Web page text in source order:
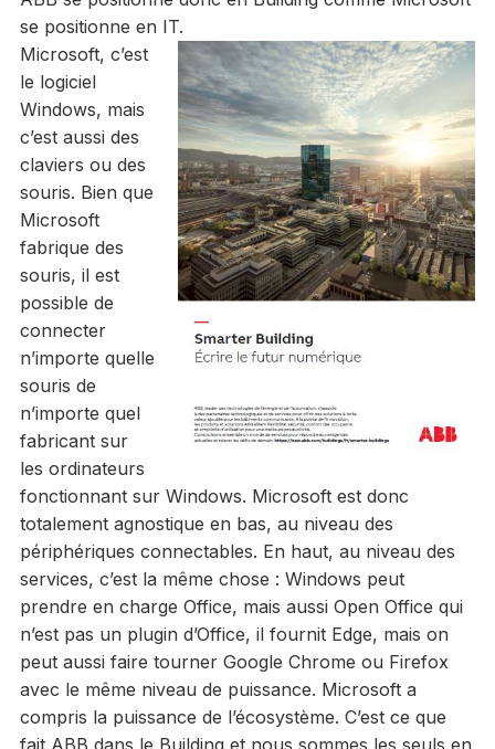
se positionne en IT.
Microsoft, c’est
le logiciel
Windows, mais
c’est aussi des
claviers ou des
souris. Bien que
Microsoft
fabrique des
souris, il est
possible de
connecter
n’importe quelle
souris de
n’importe quel
fabricant sur
les ordinateurs
fonctionnant sur Windows. Microsoft est donc
totalement agnostique en bas, au niveau des
périphériques connectables. En haut, au niveau des
services, c’est la même chose : Windows peut
prendre en charge Office, mais aussi Open Office qui
n’est pas un plugin d’Office, il fournit Edge, mais on
peut aussi faire tourner Google Chrome ou Firefox
avec le même niveau de puissance. Microsoft a
compris la puissance de l’écosystème. C’est ce que